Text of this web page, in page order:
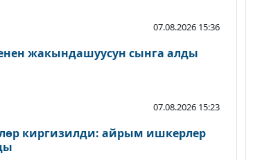
07.08.2026 15:36
жакындашуусун сынга алды
07.08.2026 15:23
киргизилди: айрым ишкерлер